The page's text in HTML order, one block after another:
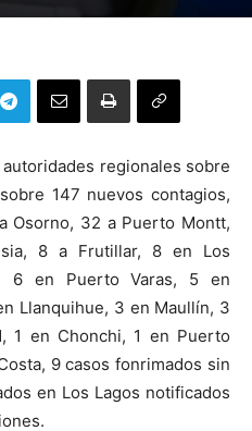
regionales sobre
147 nuevos contagios,
Osorno, 32 a Puerto Montt,
8 a Frutillar, 8 en Los
6 en Puerto Varas, 5 en
Llanquihue, 3 en Maullín, 3
1 en Chonchi, 1 en Puerto
9 casos fonrimados sin
en Los Lagos notificados